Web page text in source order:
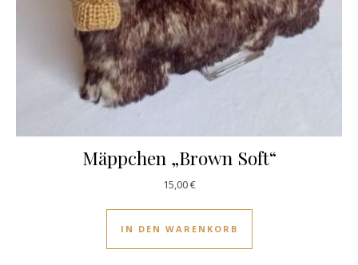
Mäppchen „Brown Soft“
15,00€
IN DEN WARENKORB